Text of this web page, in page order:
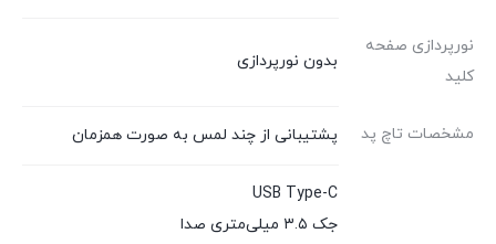
نورپردازی صفحه
کلید
بدون نورپردازی
مشخصات تاچ پد پشتیبانی از چند لمس به صورت همزمان
USB Type-C
جک ۳.۵ میلی‌متری صدا